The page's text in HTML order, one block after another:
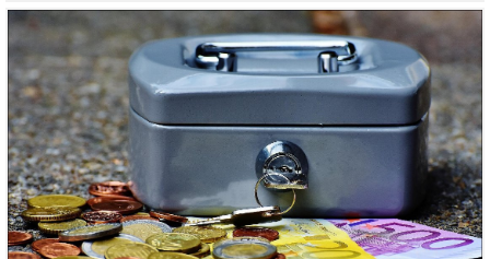
LIRE L'ARTICLE